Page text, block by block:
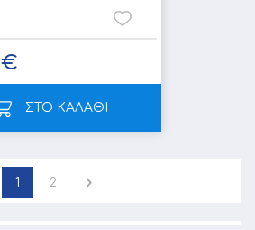
€
ΣΤΟ ΚΑΛΑΘΙ
1 2